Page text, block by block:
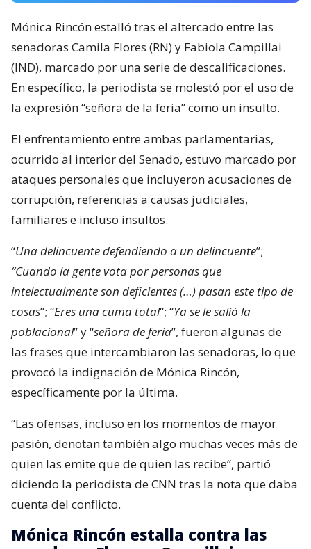
Mónica Rincón estalló tras el altercado entre las
senadoras Camila Flores (RN) y Fabiola Campillai
(IND), marcado por una serie de descalificaciones.
En específico, la periodista se molestó por el uso de
la expresión “señora de la feria” como un insulto.
El enfrentamiento entre ambas parlamentarias,
ocurrido al interior del Senado, estuvo marcado por
ataques personales que incluyeron acusaciones de
corrupción, referencias a causas judiciales,
familiares e incluso insultos.
“Una delincuente defendiendo a un delincuente”;
“Cuando la gente vota por personas que
intelectualmente son deficientes (…) pasan este tipo de
cosas”; “Eres una cuma total“; “Ya se le salió la
poblacional” y “señora de feria”, fueron algunas de
las frases que intercambiaron las senadoras, lo que
provocó la indignación de Mónica Rincón,
específicamente por la última.
“Las ofensas, incluso en los momentos de mayor
pasión, denotan también algo muchas veces más de
quien las emite que de quien las recibe”, partió
diciendo la periodista de CNN tras la nota que daba
cuenta del conflicto.
Mónica Rincón estalla contra las